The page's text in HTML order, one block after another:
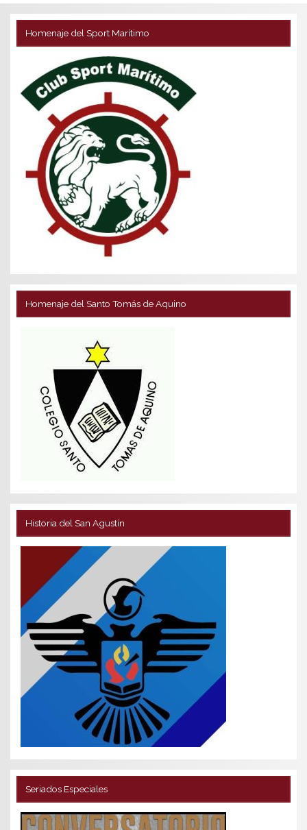
Homenaje del Sport Marítimo
Homenaje del Santo Tomás de Aquino
Historia del San Agustín
Seriados Especiales